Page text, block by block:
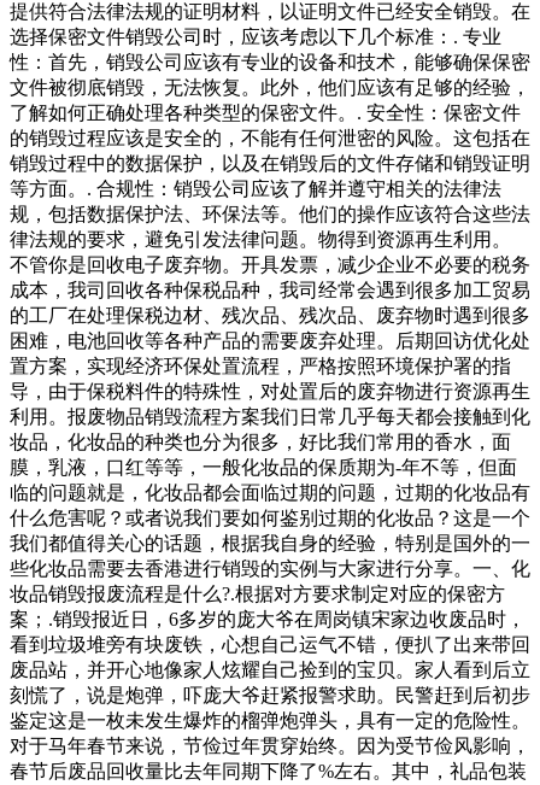
提供符合法律法规的证明材料，以证明文件已经安全销毁。在
选择保密文件销毁公司时，应该考虑以下几个标准：. 专业
性：首先，销毁公司应该有专业的设备和技术，能够确保保密
文件被彻底销毁，无法恢复。此外，他们应该有足够的经验，
了解如何正确处理各种类型的保密文件。. 安全性：保密文件
的销毁过程应该是安全的，不能有任何泄密的风险。这包括在
销毁过程中的数据保护，以及在销毁后的文件存储和销毁证明
等方面。. 合规性：销毁公司应该了解并遵守相关的法律法
规，包括数据保护法、环保法等。他们的操作应该符合这些法
律法规的要求，避免引发法律问题。物得到资源再生利用。
不管你是回收电子废弃物。开具发票，减少企业不必要的税务
成本，我司回收各种保税品种，我司经常会遇到很多加工贸易
的工厂在处理保税边材、残次品、残次品、废弃物时遇到很多
困难，电池回收等各种产品的需要废弃处理。后期回访优化处
置方案，实现经济环保处置流程，严格按照环境保护署的指
导，由于保税料件的特殊性，对处置后的废弃物进行资源再生
利用。报废物品销毁流程方案我们日常几乎每天都会接触到化
妆品，化妆品的种类也分为很多，好比我们常用的香水，面
膜，乳液，口红等等，一般化妆品的保质期为-年不等，但面
临的问题就是，化妆品都会面临过期的问题，过期的化妆品有
什么危害呢？或者说我们要如何鉴别过期的化妆品？这是一个
我们都值得关心的话题，根据我自身的经验，特别是国外的一
些化妆品需要去香港进行销毁的实例与大家进行分享。一、化
妆品销毁报废流程是什么?.根据对方要求制定对应的保密方
案；.销毁报近日，6多岁的庞大爷在周岗镇宋家边收废品时，
看到垃圾堆旁有块废铁，心想自己运气不错，便扒了出来带回
废品站，并开心地像家人炫耀自己捡到的宝贝。家人看到后立
刻慌了，说是炮弹，吓庞大爷赶紧报警求助。民警赶到后初步
鉴定这是一枚未发生爆炸的榴弹炮弹头，具有一定的危险性。
对于马年春节来说，节俭过年贯穿始终。因为受节俭风影响，
春节后废品回收量比去年同期下降了%左右。其中，礼品包装